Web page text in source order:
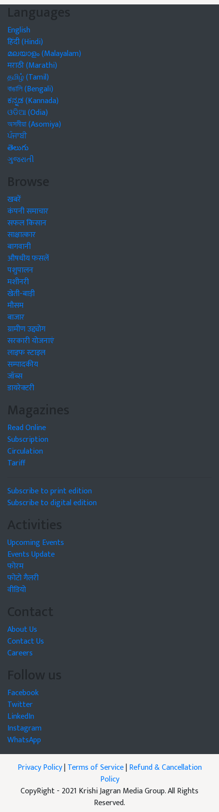
Languages
English
हिंदी (Hindi)
മലയാളം (Malayalam)
मराठी (Marathi)
தமிழ் (Tamil)
বাঙালি (Bengali)
ಕನ್ನಡ (Kannada)
ଓଡିଆ (Odia)
অসমীয়া (Asomiya)
ਪੰਜਾਬੀ
తెలుగు
ગુજરાતી
Browse
खबरें
कंपनी समाचार
सफल किसान
साक्षात्कार
बागवानी
औषधीय फसलें
पशुपालन
मशीनरी
खेती-बाड़ी
मौसम
बाजार
ग्रामीण उद्द्योग
सरकारी योजनाएं
लाइफ स्टाइल
सम्पादकीय
जॉब्स
डायरेक्टरी
Magazines
Read Online
Subscription
Circulation
Tariff
Subscribe to print edition
Subscribe to digital edition
Activities
Upcoming Events
Events Update
फोरम
फोटो गैलरी
वीडियो
Contact
About Us
Contact Us
Careers
Follow us
Facebook
Twitter
LinkedIn
Instagram
WhatsApp
Privacy Policy|Terms of Service|Refund & Cancellation
Policy
CopyRight - 2021 Krishi Jagran Media Group. All Rights
Reserved.